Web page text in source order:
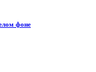
фоне